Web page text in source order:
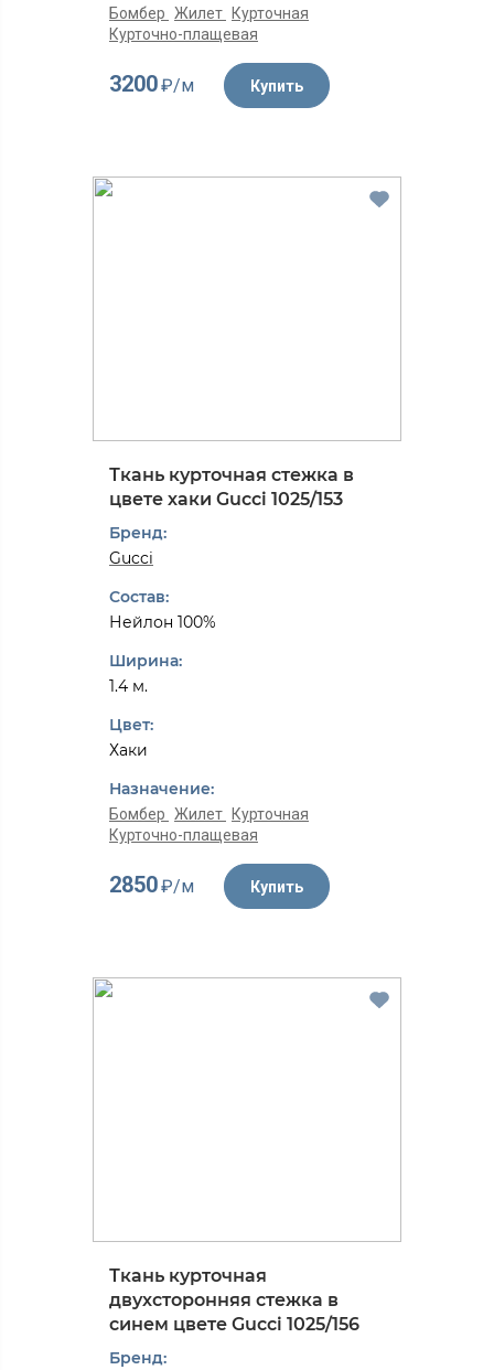
Бомбер Жилет
Курточная
Курточно-плащевая
3200₽/м Купить
Ткань курточная стежка в
цвете хаки Gucci 1025/153
Бренд:
Gucci
Состав:
Нейлон 100%
Ширина:
1.4 м.
Цвет:
Хаки
Назначение:
Бомбер Жилет
Курточная
Курточно-плащевая
2850₽/м Купить
Ткань курточная
двухсторонняя стежка в
синем цвете Gucci 1025/156
Бренд: